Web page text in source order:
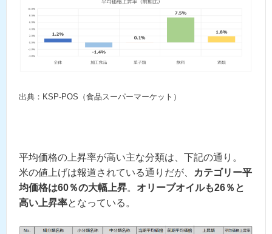
出典：KSP-POS（食品スーパーマーケット）
平均価格の上昇率が高い主な分類は、下記の通り。
米の値上げは報道されている通りだが、
カテゴリー平
均価格は60％の大幅上昇。 オリーブオイルも26％と
高い上昇率となっている。